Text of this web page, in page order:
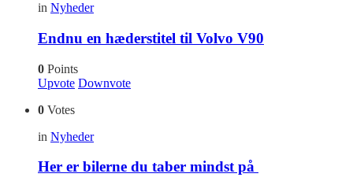
in Nyheder
Endnu en hæderstitel til Volvo V90
0 Points
Upvote Downvote
0 Votes
in Nyheder
Her er bilerne du taber mindst på